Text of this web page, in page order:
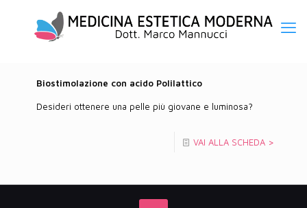
Biostimolazione con acido Polilattico
Desideri ottenere una pelle più giovane e luminosa?
VAI ALLA SCHEDA >